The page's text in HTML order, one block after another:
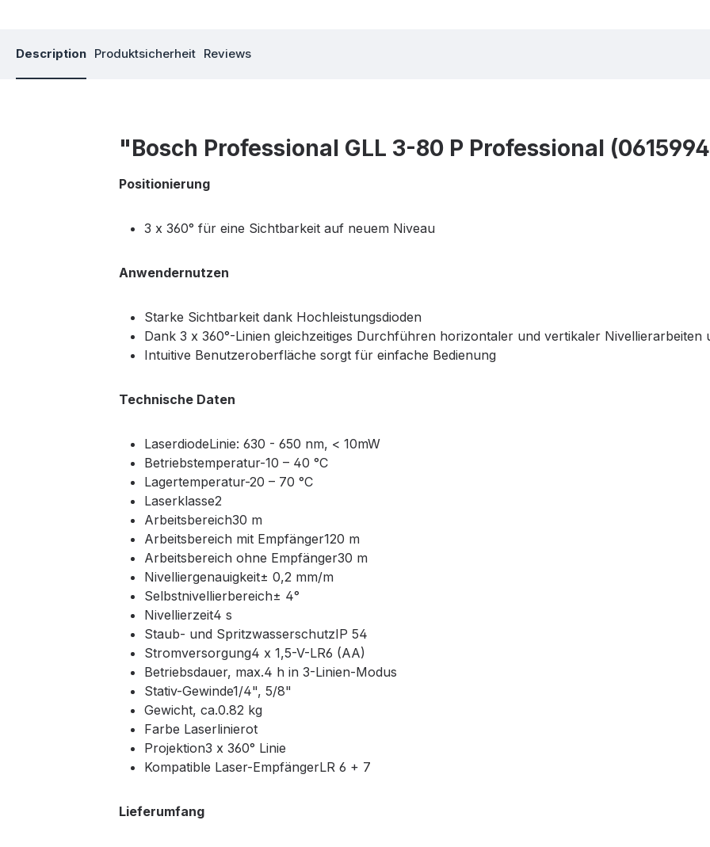
Description Produktsicherheit Reviews
"Bosch Professional GLL 3-80 P Professional
Positionierung
3 x 360° für eine Sichtbarkeit auf neuem Niveau
Anwendernutzen
Starke Sichtbarkeit dank Hochleistungsdioden
Dank 3 x 360°-Linien gleichzeitiges Durchführen horizontaler und vertikaler
Intuitive Benutzeroberfläche sorgt für einfache Bedienung
Technische Daten
LaserdiodeLinie: 630 - 650 nm, < 10mW
Betriebstemperatur-10 – 40 °C
Lagertemperatur-20 – 70 °C
Laserklasse2
Arbeitsbereich30 m
Arbeitsbereich mit Empfänger120 m
Arbeitsbereich ohne Empfänger30 m
Nivelliergenauigkeit± 0,2 mm/m
Selbstnivellierbereich± 4°
Nivellierzeit4 s
Staub- und SpritzwasserschutzIP 54
Stromversorgung4 x 1,5-V-LR6 (AA)
Betriebsdauer, max.4 h in 3-Linien-Modus
Stativ-Gewinde1/4", 5/8"
Gewicht, ca.0.82 kg
Farbe Laserlinierot
Projektion3 x 360° Linie
Kompatible Laser-EmpfängerLR 6 + 7
Lieferumfang